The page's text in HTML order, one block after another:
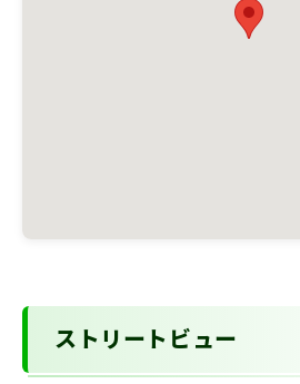
ストリートビュー